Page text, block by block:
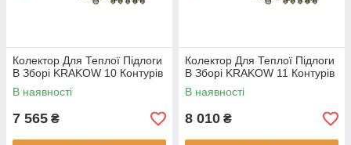
Колектор Для Теплої Підлоги
В Зборі KRAKOW 10 Контурів
В наявності
7 565 ₴
Колектор Для Теплої Підлоги
В Зборі KRAKOW 11 Контурів
В наявності
8 010 ₴